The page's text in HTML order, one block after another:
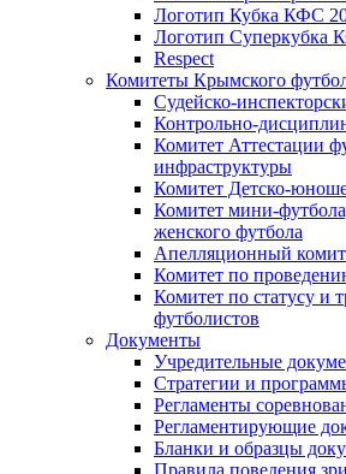
Логотип Кубка КФС
Логотип Суперкубка
Respect
Комитеты Крымского
Судейско-
Контрольно-
Комитет Аттестации
инфраструктуры
Комитет Детско-
Комитет мини-
женского футбола
Апелляционный
Комитет по
Комитет по статусу и
футболистов
Документы
Учредительные
Стратегии и
Регламенты
Регламентирующие
Бланки и образцы
Правила поведения